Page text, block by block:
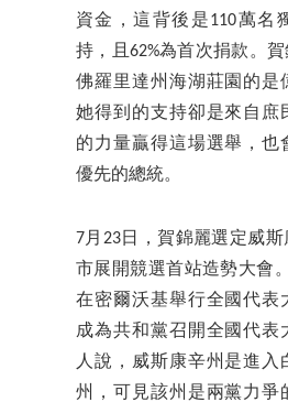
資金，這背後是110萬名
持，且62%為首次捐款。
佛羅里達州海湖莊園的是
她得到的支持卻是來自庶
的力量贏得這場選舉，也
優先的總統。
7月23日，賀錦麗選定威
市展開競選首站造勢大會
在密爾沃基舉行全國代表
成為共和黨召開全國代表
人說，威斯康辛州是進入
州，可見該州是兩黨力爭